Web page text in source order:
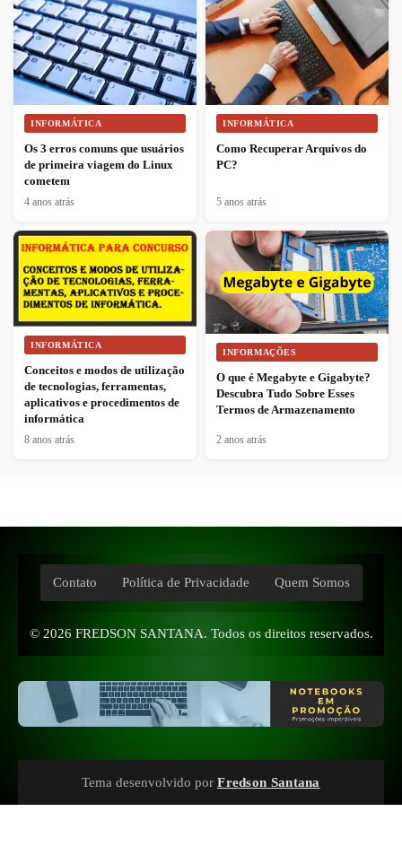
INFORMÁTICA
Os 3 erros comuns que usuários
de primeira viagem do Linux
cometem
4 anos atrás
INFORMÁTICA
Como Recuperar Arquivos do
PC?
5 anos atrás
INFORMÁTICA
Conceitos e modos de utilização
de tecnologias, ferramentas,
aplicativos e procedimentos de
informática
8 anos atrás
INFORMAÇÕES
O que é Megabyte e Gigabyte?
Descubra Tudo Sobre Esses
Termos de Armazenamento
2 anos atrás
Contato Política de Privacidade Quem Somos
© 2026 FREDSON SANTANA. Todos os direitos reservados.
Tema desenvolvido por Fredson Santana